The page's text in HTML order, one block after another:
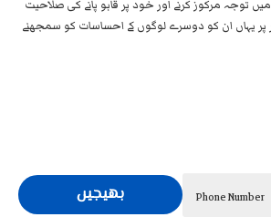
توجہ مرکوز کرنے اور خود پر قابو پانے کی صلاحیت
پر یہاں ان کو دوسرے لوگوں کے احساسات کو سمجھنے
Phone Number بھیجیں